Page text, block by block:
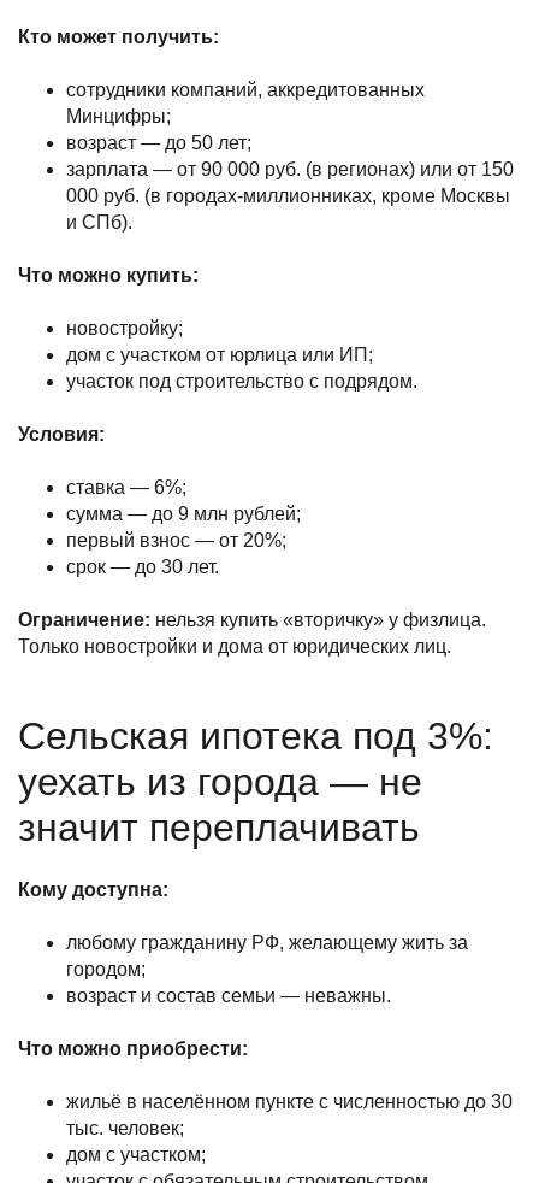
Кто может получить:
сотрудники компаний, аккредитованных
Минцифры;
возраст — до 50 лет;
зарплата — от 90 000 руб. (в регионах) или от 150
000 руб. (в городах-миллионниках, кроме Москвы
и СПб).
Что можно купить:
новостройку;
дом с участком от юрлица или ИП;
участок под строительство с подрядом.
Условия:
ставка — 6%;
сумма — до 9 млн рублей;
первый взнос — от 20%;
срок — до 30 лет.
Ограничение: нельзя купить «вторичку» у физлица.
Только новостройки и дома от юридических лиц.
Сельская ипотека под 3%:
уехать из города — не
значит переплачивать
Кому доступна:
любому гражданину РФ, желающему жить за
городом;
возраст и состав семьи — неважны.
Что можно приобрести:
жильё в населённом пункте с численностью до 30
тыс. человек;
дом с участком;